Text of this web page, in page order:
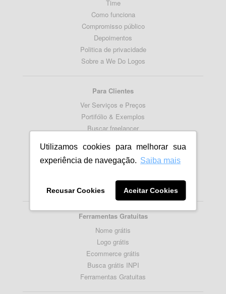
Utilizamos cookies para melhorar sua
experiência de navegação. Saiba mais
Recusar Cookies Aceitar Cookies
Time
Como funciona
Compromisso público
Depoimentos
Politica de privacidade
Sobre a We Do Logos
Para Clientes
Ver Serviços e Preços
Portifólio & Exemplos
Buscar freelancer
Importancia da Logomarca
Como fazer um Logotipo
Ferramentas Gratuitas
Nome grátis
Logo grátis
Ecommerce grátis
Busca grátis INPI
Ferramentas Gratuitas